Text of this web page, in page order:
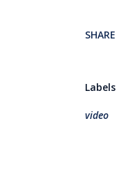
SHARE
Labels
video